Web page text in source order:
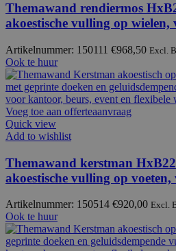
Themawand rendiermos
akoestische vulling op wielen,
Artikelnummer: 150111 €968,50 Excl.
Ook te huur
Voeg toe aan offerteaanvraag
Quick view
Add to wishlist
Themawand kerstman
akoestische vulling op
Artikelnummer: 150514 €920,00 Excl.
Ook te huur